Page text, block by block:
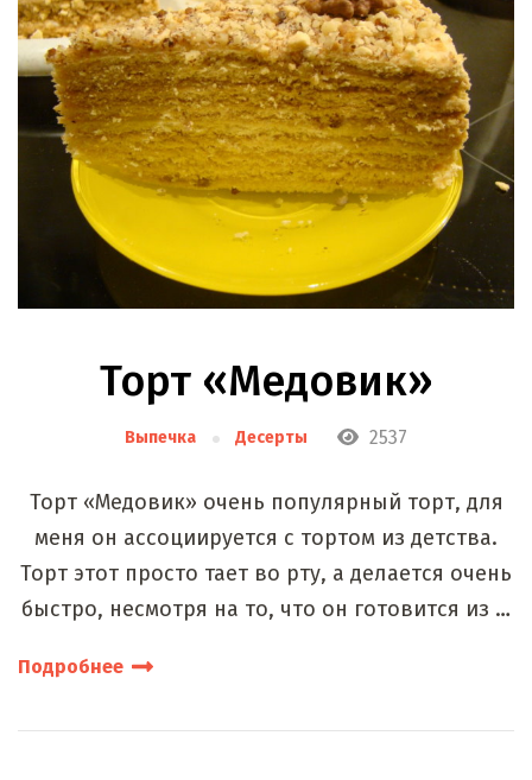
Торт «Медовик»
Выпечка Десерты 2537
Торт «Медовик» очень популярный торт, для
меня он ассоциируется с тортом из детства.
Торт этот просто тает во рту, а делается очень
быстро, несмотря на то, что он готовится из …
Подробнее